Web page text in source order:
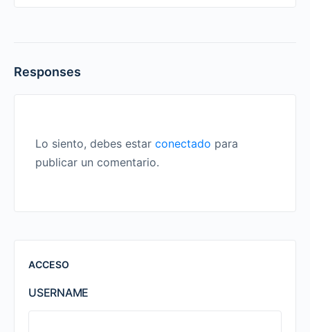
Responses
Lo siento, debes estar conectado para
publicar un comentario.
ACCESO
USERNAME